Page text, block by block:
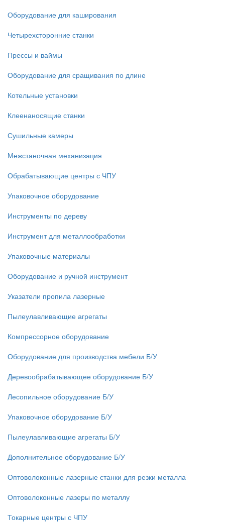
Оборудование для каширования
Четырехсторонние станки
Прессы и ваймы
Оборудование для сращивания по длине
Котельные установки
Клеенаносящие станки
Сушильные камеры
Межстаночная механизация
Обрабатывающие центры с ЧПУ
Упаковочное оборудование
Инструменты по дереву
Инструмент для металлообработки
Упаковочные материалы
Оборудование и ручной инструмент
Указатели пропила лазерные
Пылеулавливающие агрегаты
Компрессорное оборудование
Оборудование для производства мебели Б/У
Деревообрабатывающее оборудование Б/У
Лесопильное оборудование Б/У
Упаковочное оборудование Б/У
Пылеулавливающие агрегаты Б/У
Дополнительное оборудование Б/У
Оптоволоконные лазерные станки для резки металла
Оптоволоконные лазеры по металлу
Токарные центры с ЧПУ